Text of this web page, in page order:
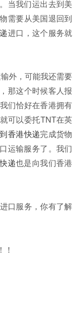
当我们运出去到美
需要从美国退回到
进口，这个服务就
外，可能我还需要
那这个时候客人报
们恰好在香港拥有
可以委托TNT在英
香港快递完成货物
运输服务了。我们
递也是向我们香港
口服务，你有了解